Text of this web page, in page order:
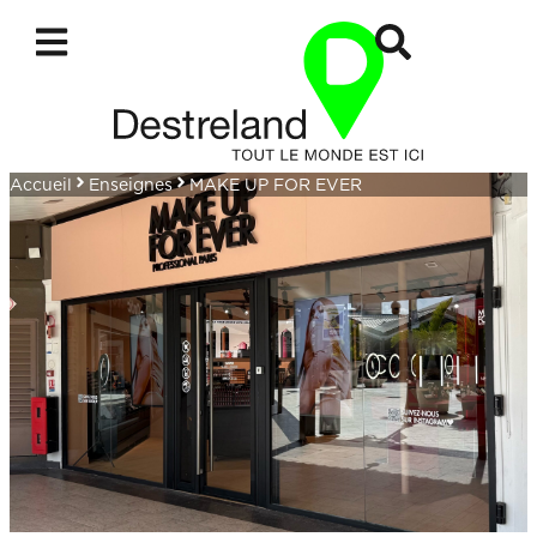
Accueil Enseignes MAKE UP FOR EVER